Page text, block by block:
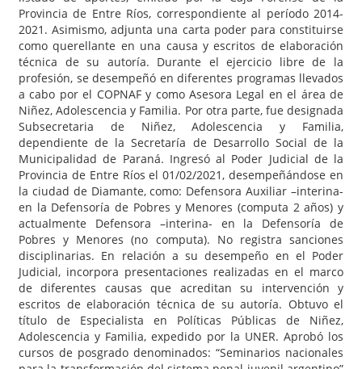
Provincia de Entre Ríos, correspondiente al período 2014-
2021. Asimismo, adjunta una carta poder para constituirse
como querellante en una causa y escritos de elaboración
técnica de su autoría. Durante el ejercicio libre de la
profesión, se desempeñó en diferentes programas llevados
a cabo por el COPNAF y como Asesora Legal en el área de
Niñez, Adolescencia y Familia. Por otra parte, fue designada
Subsecretaria de Niñez, Adolescencia y Familia,
dependiente de la Secretaría de Desarrollo Social de la
Municipalidad de Paraná. Ingresó al Poder Judicial de la
Provincia de Entre Ríos el 01/02/2021, desempeñándose en
la ciudad de Diamante, como: Defensora Auxiliar –interina-
en la Defensoría de Pobres y Menores (computa 2 años) y
actualmente Defensora –interina- en la Defensoría de
Pobres y Menores (no computa). No registra sanciones
disciplinarias. En relación a su desempeño en el Poder
Judicial, incorpora presentaciones realizadas en el marco
de diferentes causas que acreditan su intervención y
escritos de elaboración técnica de su autoría. Obtuvo el
título de Especialista en Políticas Públicas de Niñez,
Adolescencia y Familia, expedido por la UNER. Aprobó los
cursos de posgrado denominados: “Seminarios nacionales